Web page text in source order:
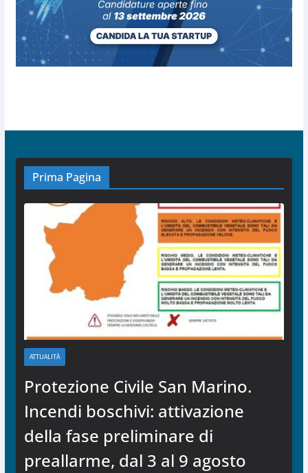
Prima Pagina
ATTUALITÀ
Protezione Civile San Marino.
Incendi boschivi: attivazione
della fase preliminare di
preallarme, dal 3 al 9 agosto